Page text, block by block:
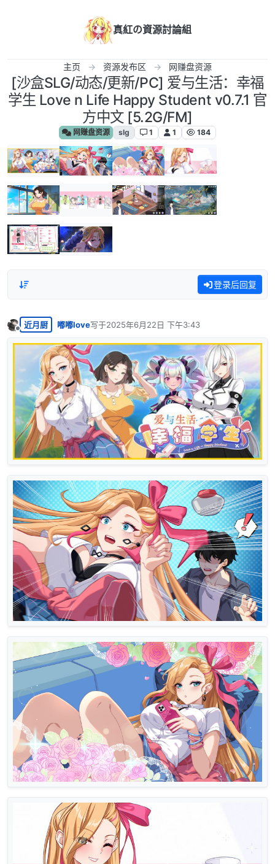
真紅の資源討論組
主页 资源发布区 网赚盘资源
[沙盒SLG/动态/更新/PC] 爱与生活：幸福
学生 Love n Life Happy Student v0.7.1 官
方中文 [5.2G/FM]
网赚盘资源 slg 1 1 184
登录后回复
离线
近月厨 嘟嘟love写于2025年6月22日 下午3:43
最后由 编辑